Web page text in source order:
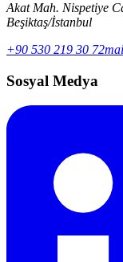
Akat Mah. Nispetiye
Beşiktaş/İstanbul
+90 530 219 30 72
Sosyal Medya